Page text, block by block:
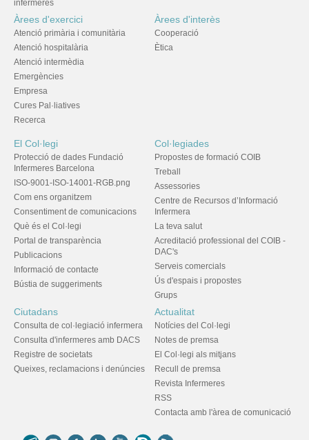
infermeres
Àrees d'exercici
Atenció primària i comunitària
Atenció hospitalària
Atenció intermèdia
Emergències
Empresa
Cures Pal·liatives
Recerca
Àrees d'interès
Cooperació
Ètica
El Col·legi
Protecció de dades Fundació
Infermeres Barcelona
ISO-9001-ISO-14001-RGB.png
Com ens organitzem
Consentiment de comunicacions
Què és el Col·legi
Portal de transparència
Publicacions
Informació de contacte
Bústia de suggeriments
Col·legiades
Propostes de formació COIB
Treball
Assessories
Centre de Recursos d’Informació
Infermera
La teva salut
Acreditació professional del COIB -
DAC's
Serveis comercials
Ús d'espais i propostes
Grups
Ciutadans
Consulta de col·legiació infermera
Consulta d'infermeres amb DACS
Registre de societats
Queixes, reclamacions i denúncies
Actualitat
Notícies del Col·legi
Notes de premsa
El Col·legi als mitjans
Recull de premsa
Revista Infermeres
RSS
Contacta amb l'àrea de comunicació